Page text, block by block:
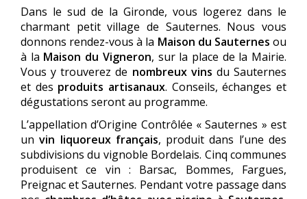
Dans le sud de la Gironde, vous logerez dans le
charmant petit village de Sauternes. Nous vous
donnons rendez-vous à la Maison du Sauternes ou
à la Maison du Vigneron, sur la place de la Mairie.
Vous y trouverez de nombreux vins du Sauternes
et des produits artisanaux. Conseils, échanges et
dégustations seront au programme.
L’appellation d’Origine Contrôlée « Sauternes » est
unvin liquoreux français, produit dans l’une des
subdivisions du vignoble Bordelais. Cinq communes
produisent ce vin : Barsac, Bommes, Fargues,
Preignac et Sauternes. Pendant votre passage dans